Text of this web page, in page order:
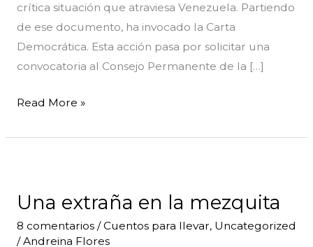
crítica situación que atraviesa Venezuela. Partiendo
de ese documento, ha invocado la Carta
Democrática. Esta acción pasa por solicitar una
convocatoria al Consejo Permanente de la […]
Read More »
Una extraña en la mezquita
8 comentarios /Cuentos para llevar, Uncategorized
/Andreina Flores
en
la
mezquita